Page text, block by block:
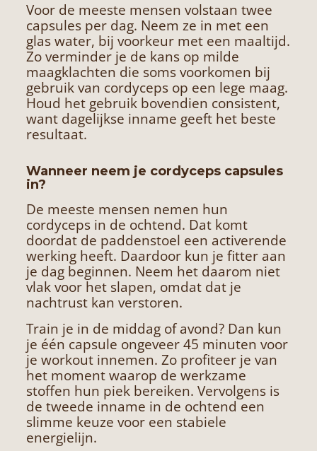
Voor de meeste mensen volstaan twee
capsules per dag. Neem ze in met een
glas water, bij voorkeur met een maaltijd.
Zo verminder je de kans op milde
maagklachten die soms voorkomen bij
gebruik van cordyceps op een lege maag.
Houd het gebruik bovendien consistent,
want dagelijkse inname geeft het beste
resultaat.
Wanneer neem je cordyceps capsules
in?
De meeste mensen nemen hun
cordyceps in de ochtend. Dat komt
doordat de paddenstoel een activerende
werking heeft. Daardoor kun je fitter aan
je dag beginnen. Neem het daarom niet
vlak voor het slapen, omdat dat je
nachtrust kan verstoren.
Train je in de middag of avond? Dan kun
je één capsule ongeveer 45 minuten voor
je workout innemen. Zo profiteer je van
het moment waarop de werkzame
stoffen hun piek bereiken. Vervolgens is
de tweede inname in de ochtend een
slimme keuze voor een stabiele
energielijn.